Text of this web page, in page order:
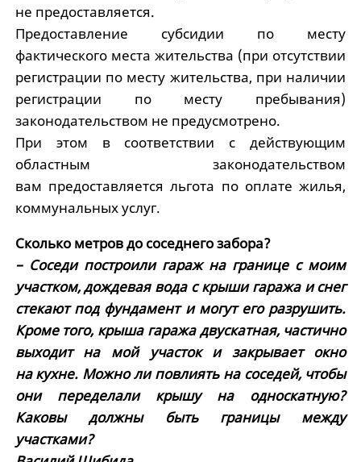
не предоставляется.
Предоставление субсидии по месту
фактического места жительства (при отсутствии
регистрации по месту жительства, при наличии
регистрации по месту пребывания)
законодательством не предусмотрено.
При этом в соответствии с действующим
областным законодательством
вам предоставляется льгота по оплате жилья,
коммунальных услуг.
Сколько метров до соседнего забора?
– Соседи построили гараж на границе с моим
участком, дождевая вода с крыши гаража и снег
стекают под фундамент и могут его разрушить.
Кроме того, крыша гаража двускатная, частично
выходит на мой участок и закрывает окно
на кухне. Можно ли повлиять на соседей, чтобы
они переделали крышу на односкатную?
Каковы должны быть границы между
участками?